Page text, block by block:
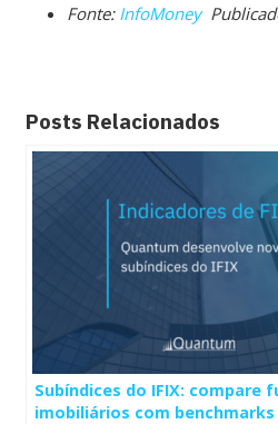
Fonte: InfoMoney
Posts Relacionados
Subíndices do IFIX: compare
imobiliários com benchmarks